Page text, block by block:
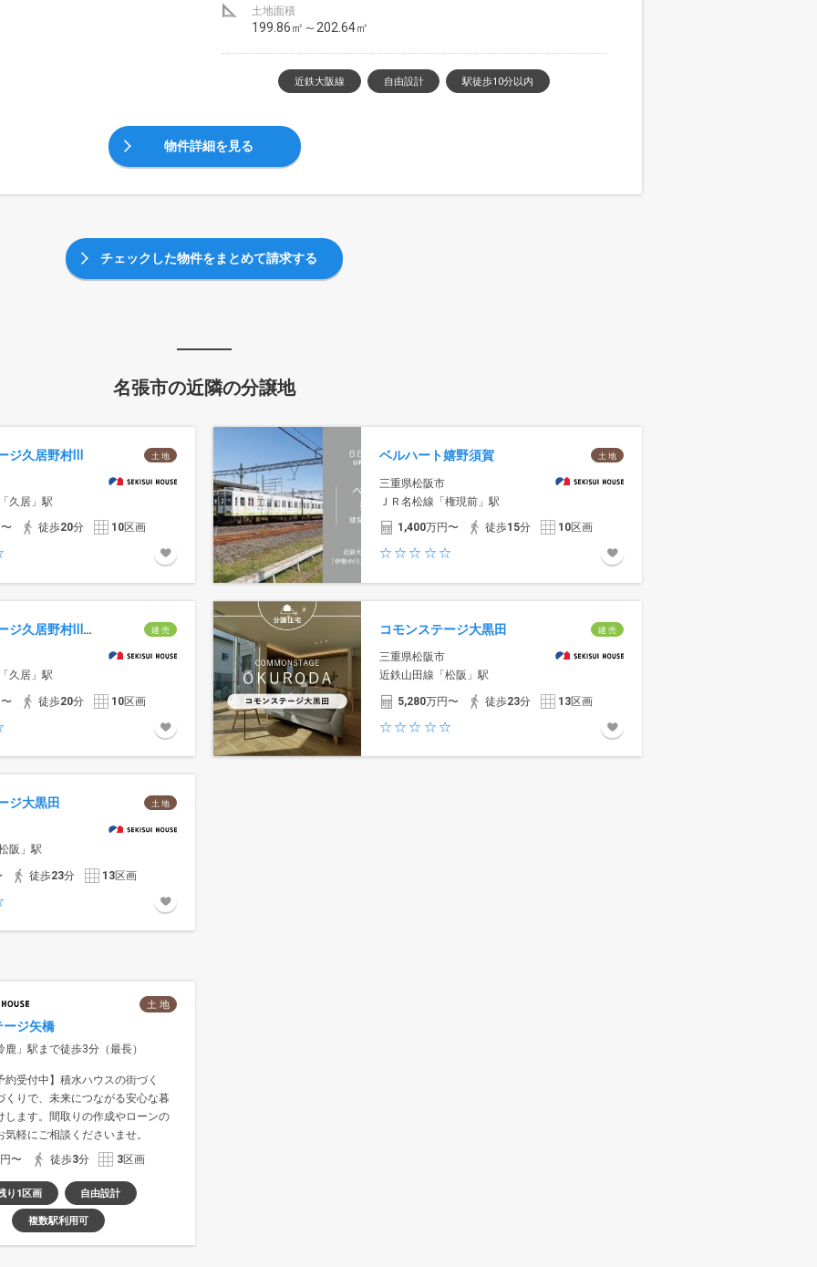
土地面積
199.86㎡～202.64㎡
近鉄大阪線 自由設計 駅徒歩10分以内
物件詳細を見る
チェックした物件をまとめて請求する
名張市の近隣の分譲地
土 地
ジ久居野村Ⅲ
久居」駅
徒歩20分 10区画
土 地
ベルハート嬉野須賀
三重県松阪市
ＪＲ名松線「権現前」駅
1,400万円〜 徒歩15分 10区画
建 売
コモンステージ久居野村Ⅲ 1号地
久居」駅
徒歩20分 10区画
建 売
コモンステージ大黒田
三重県松阪市
近鉄山田線「松阪」駅
5,280万円〜 徒歩23分 13区画
土 地
ジ大黒田
阪」駅
徒歩23分 13区画
土 地
ージ矢橋
鹿」駅まで徒歩3分（最長）
約受付中】積水ハウスの街づく
くりで、未来につながる安心な暮
します。間取りの作成やローンの
気軽にご相談くださいませ。
〜
徒歩3分 3区画
り1区画 自由設計
複数駅利用可